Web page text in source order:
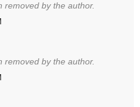
removed by the author.
removed by the author.